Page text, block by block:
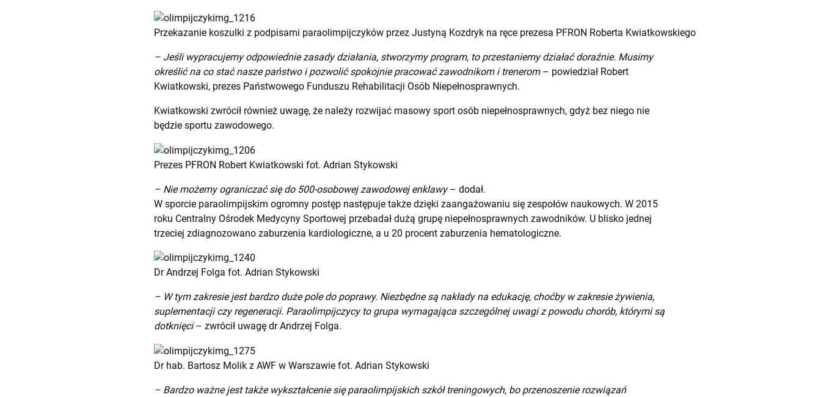
Przekazanie koszulki z podpisami paraolimpijczyków przez Justyną Kozdryk na ręce prezesa PFRON Roberta Kwiatkowskiego
– Jeśli wypracujemy odpowiednie zasady działania, stworzymy program, to przestaniemy działać doraźnie. Musimy
określić na co stać nasze państwo i pozwolić spokojnie pracować zawodnikom i trenerom– powiedział Robert
Kwiatkowski, prezes Państwowego Funduszu Rehabilitacji Osób Niepełnosprawnych.
Kwiatkowski zwrócił również uwagę, że należy rozwijać masowy sport osób niepełnosprawnych, gdyż bez niego nie
będzie sportu zawodowego.
Prezes PFRON Robert Kwiatkowski fot. Adrian Stykowski
– Nie możemy ograniczać się do 500-osobowej zawodowej enklawy– dodał.
W sporcie paraolimpijskim ogromny postęp następuje także dzięki zaangażowaniu się zespołów naukowych. W 2015
roku Centralny Ośrodek Medycyny Sportowej przebadał dużą grupę niepełnosprawnych zawodników. U blisko jednej
trzeciej zdiagnozowano zaburzenia kardiologiczne, a u 20 procent zaburzenia hematologiczne.
Dr Andrzej Folga fot. Adrian Stykowski
– W tym zakresie jest bardzo duże pole do poprawy. Niezbędne są nakłady na edukację, choćby w zakresie żywienia,
suplementacji czy regeneracji. Paraolimpijczycy to grupa wymagająca szczególnej uwagi z powodu chorób, którymi są
dotknięci– zwrócił uwagę dr Andrzej Folga.
Dr hab. Bartosz Molik z AWF w Warszawie fot. Adrian Stykowski
– Bardzo ważne jest także wykształcenie się paraolimpijskich szkół treningowych, bo przenoszenie rozwiązań